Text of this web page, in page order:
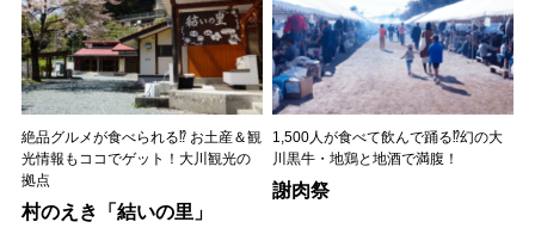
絶品グルメが食べられる⁉︎ お土産＆観
光情報もココでゲット！大川観光の
拠点
村のえき「結いの里」
1,500人が食べて飲んで踊る⁉︎幻の大
川黒牛・地鶏と地酒で満腹！
謝肉祭